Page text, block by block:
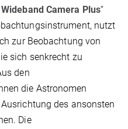
Camera Plus“
nutzt
zur Beobachtung von
sich senkrecht zu
den
die Astronomen
des ansonsten
Die